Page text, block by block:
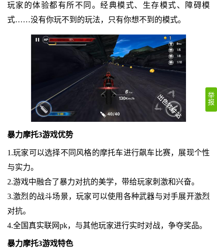
玩家的体验都有所不同。经典模式、生存模式、障碍模
式……没有你玩不到的玩法，只有你想不到的模式。
暴力摩托3游戏优势
1.玩家可以选择不同风格的摩托车进行飙车比赛，展现个性
与实力。
2.游戏中融合了暴力对抗的美学，带给玩家刺激和兴奋。
3.激烈的战斗场景，玩家可以使用各种武器与对手展开激烈
对抗。
4.全国真实联网pk，与其他玩家进行实时对战，争夺奖品。
暴力摩托3游戏特色
举
报